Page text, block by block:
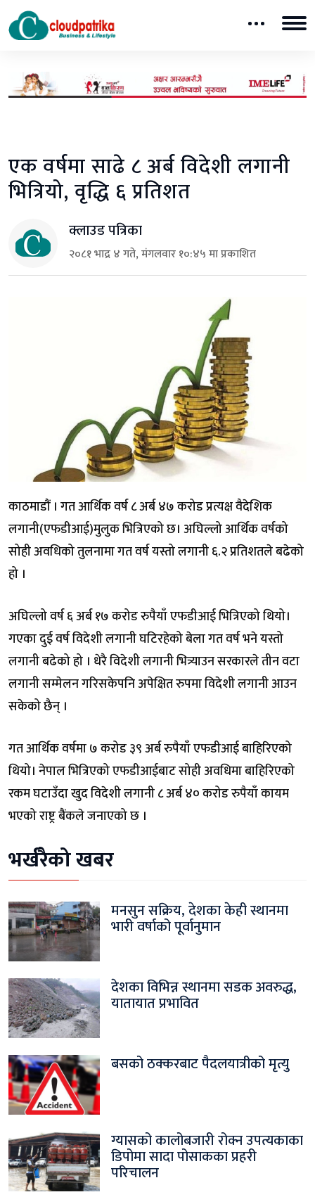
एक वर्षमा साढे ८ अर्ब विदेशी लगानी
भित्रियो, वृद्धि ६ प्रतिशत
क्लाउड पत्रिका
२०८१ भाद्र ४ गते, मंगलवार १०:४५ मा प्रकाशित
काठमाडौं । गत आर्थिक वर्ष ८ अर्ब ४७ करोड प्रत्यक्ष वैदेशिक
लगानी(एफडीआई)मुलुक भित्रिएको छ। अघिल्लो आर्थिक वर्षको
सोही अवधिको तुलनामा गत वर्ष यस्तो लगानी ६.२ प्रतिशतले बढेको
हो ।
अघिल्लो वर्ष ६ अर्ब १७ करोड रुपैयाँ एफडीआई भित्रिएको थियो।
गएका दुई वर्ष विदेशी लगानी घटिरहेको बेला गत वर्ष भने यस्तो
लगानी बढेको हो । धेरै विदेशी लगानी भित्र्याउन सरकारले तीन वटा
लगानी सम्मेलन गरिसकेपनि अपेक्षित रुपमा विदेशी लगानी आउन
सकेको छैन् ।
गत आर्थिक वर्षमा ७ करोड ३९ अर्ब रुपैयाँ एफडीआई बाहिरिएको
थियो। नेपाल भित्रिएको एफडीआईबाट सोही अवधिमा बाहिरिएको
रकम घटाउँदा खुद विदेशी लगानी ८ अर्ब ४० करोड रुपैयाँ कायम
भएको राष्ट्र बैंकले जनाएको छ ।
भर्खरैको खबर
मनसुन सक्रिय, देशका केही स्थानमा
भारी वर्षाको पूर्वानुमान
देशका विभिन्न स्थानमा सडक अवरुद्ध,
यातायात प्रभावित
बसको ठक्करबाट पैदलयात्रीको मृत्यु
ग्यासको कालोबजारी रोक्न उपत्यकाका
डिपोमा सादा पोसाकका प्रहरी
परिचालन